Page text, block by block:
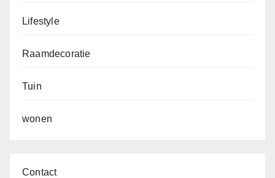
Lifestyle
Raamdecoratie
Tuin
wonen
Contact